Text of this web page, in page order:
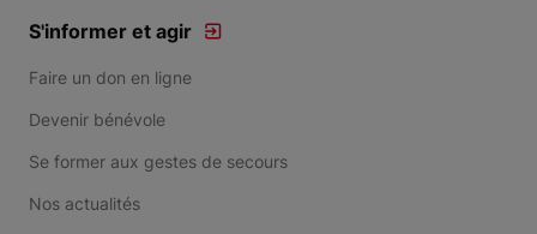
S'informer et agir
Faire un don en ligne
Devenir bénévole
Se former aux gestes de secours
Nos actualités